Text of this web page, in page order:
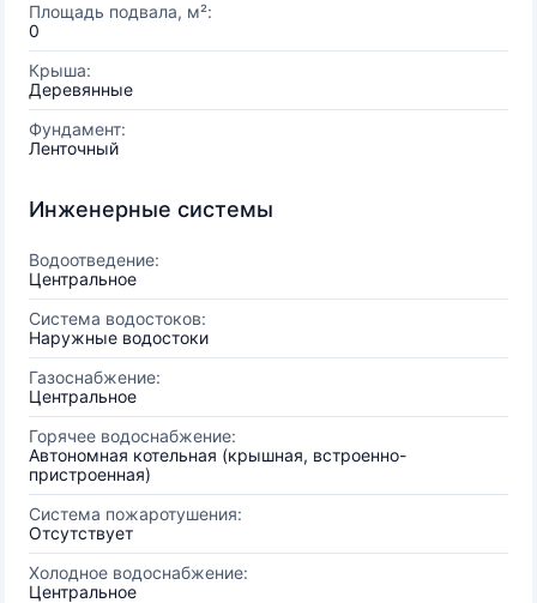
Площадь подвала, м²:
0
Крыша:
Деревянные
Фундамент:
Ленточный
Инженерные системы
Водоотведение:
Центральное
Система водостоков:
Наружные водостоки
Газоснабжение:
Центральное
Горячее водоснабжение:
Автономная котельная (крышная, встроенно-
пристроенная)
Система пожаротушения:
Отсутствует
Холодное водоснабжение:
Центральное